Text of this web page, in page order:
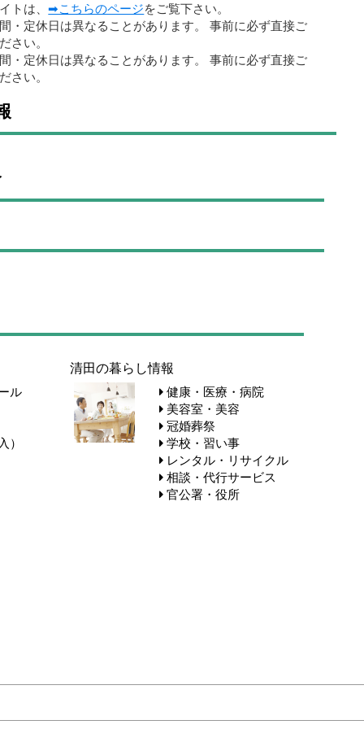
トは、➡こちらのページをご覧下さい。
・定休日は異なることがあります。 事前に必ず直接ご
さい。
・定休日は異なることがあります。 事前に必ず直接ご
さい。
ル
清田の暮らし情報
健康・医療・病院
美容室・美容
冠婚葬祭
学校・習い事
レンタル・リサイクル
相談・代行サービス
官公署・役所